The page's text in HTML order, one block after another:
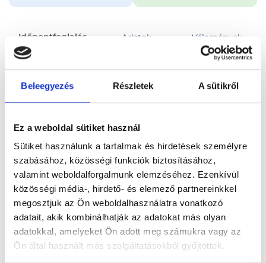
Beleegyezés Részletek A sütikről
Ez a weboldal sütiket használ
Sütiket használunk a tartalmak és hirdetések személyre
szabásához, közösségi funkciók biztosításához,
valamint weboldalforgalmunk elemzéséhez. Ezenkívül
közösségi média-, hirdető- és elemező partnereinkkel
megosztjuk az Ön weboldalhasználatra vonatkozó
adatait, akik kombinálhatják az adatokat más olyan
adatokkal, amelyeket Ön adott meg számukra vagy az
Ön által használt más szolgáltatásokból gyűjtöttek.
Időpontfoglalás Adatok Vélemények
Foglalj időpontot
Főoldal Orvosok Pszichológus
Pszichológus, Budapest, V. kerület Reha Sarolta